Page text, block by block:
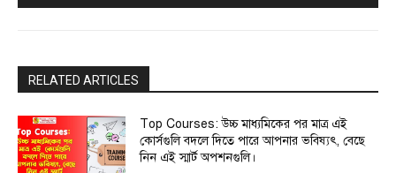
RELATED ARTICLES
Top Courses: উচ্চ মাধ্যমিকের পর মাত্র এই
কোর্সগুলি বদলে দিতে পারে আপনার ভবিষ্যৎ, বেছে
নিন এই স্মার্ট অপশনগুলি।